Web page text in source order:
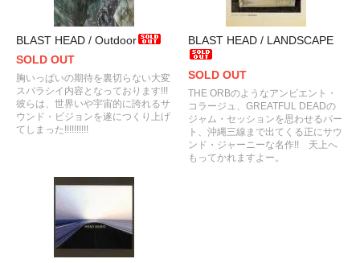
BLAST HEAD / Outdoor
SOLD OUT
胸いっぱいの期待を裏切らない大変
スバラシイ内容となっております!!!
彼らは、世界いや宇宙的に誇れるサ
ウンド・ビジョンを遂につくり上げ
てしまった!!!!!!!!!!
BLAST HEAD / LANDSCAPE
SOLD OUT
THE ORBのようなアンビエント・
コラージュ、GREATFUL DEADの
ジャム・セッションを思わせるパー
ト、沖縄三線まで出てくる正にサウ
ンド・ジャーニーな名作!! 天上へ
もってかれますよー。